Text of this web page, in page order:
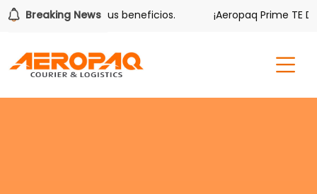
Breaking News
también tiene sus beneficios. ¡Aeropaq Prime TE DA